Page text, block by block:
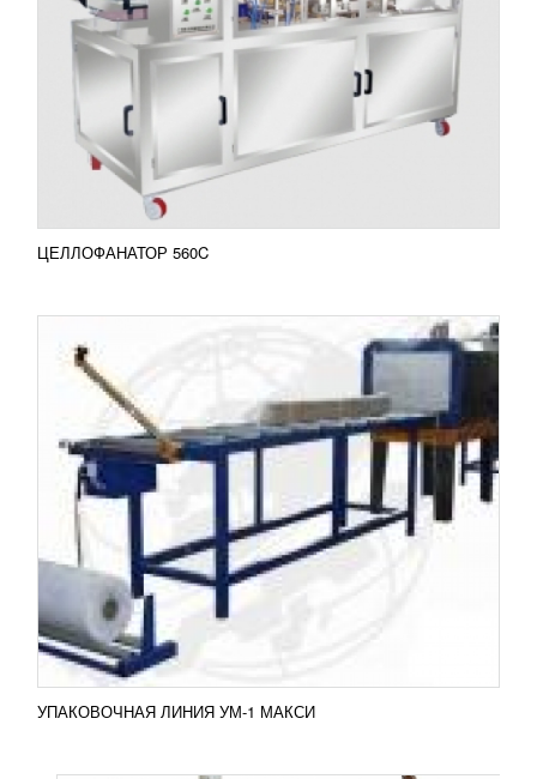
ЦЕЛЛОФАНАТОР 560C
УЗНАТЬ ЦЕНУ
Данная машина применяется для штучной,
групповой или транспортной упаковки
разнообразной продукции в термоусадочную
полиэтиленовую (ПЭТ) пленку...
ПОДРОБНЕЕ
Добавить в сравнение
УПАКОВОЧНАЯ ЛИНИЯ УМ-1 МАКСИ
УПАКОВОЧНЫЙ АППАРАТ УМ-3 ЭЛЕМЕНТ
ПЛЮС
УЗНАТЬ ЦЕНУ
Данная машина применяется для штучной,
групповой или транспортной упаковки
разнообразной продукции в термоусадочную
полиэтиленовую (ПЭТ) пленку....
ПОДРОБНЕЕ